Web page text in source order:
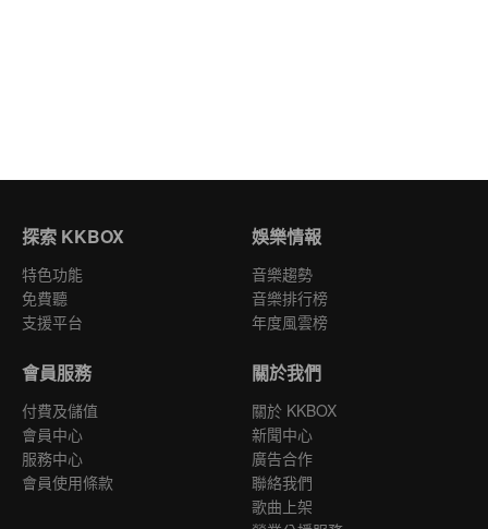
探索 KKBOX
特色功能
免費聽
支援平台
娛樂情報
音樂趨勢
音樂排行榜
年度風雲榜
會員服務
付費及儲值
會員中心
服務中心
會員使用條款
關於我們
關於 KKBOX
新聞中心
廣告合作
聯絡我們
歌曲上架